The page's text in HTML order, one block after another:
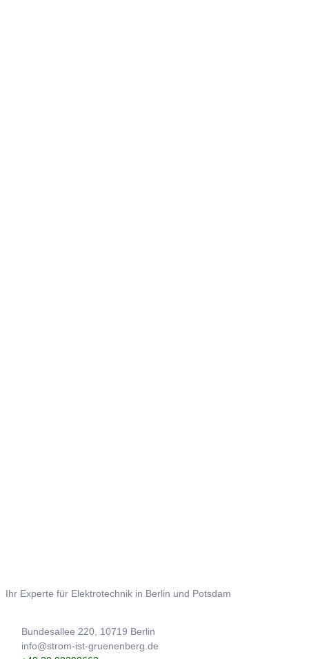
Ihr Experte für Elektrotechnik in Berlin und Potsdam
Bundesallee 220, 10719 Berlin
info@strom-ist-gruenenberg.de